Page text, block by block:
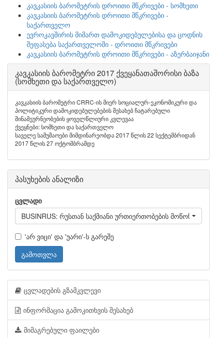
კავკასიის ბარომეტრის დროითი მწკრივები - სომხეთი
კავკასიის ბარომეტრის დროითი მწკრივები -
საქართველო
ევროკავშირის მიმართ დამოკიდებულებისა და ცოდნის
შეფასება საქართველოში - დროითი მწკრივები
კავკასიის ბარომეტრის დროითი მწკრივები - აზერბაიჯანი
კავკასიის ბარომეტრი 2017 ქვეყანათაშორისი ბაზა
(სომხეთი და საქართველო)
კავკასიის ბარომეტრი CRRC-ის მიერ სოციალურ-ეკონომიკური და
პოლიტიკური დამოკიდებულებების შესახებ ჩატარებული
შინამეურნეობების ყოველწლიური კვლევაა
ქვეყნები: სომხეთი და საქართველო
საველე სამუშაოები მიმდინარეობდა 2017 წლის 22 სექტემბრიდან
2017 წლის 27 ოქტომბრამდე
პასუხების ანალიზი
ცვლადი
BUSINRUS: რუსთან საქმიანი ურთიერთობების მოწონება/
'არ ვიცი' და 'უარი'-ს გარეშე
გამოთვლა
ცვლადების გზამკვლევი
ინფორმაცია გამოკითხვის შესახებ
მიმაგრებული ფაილები